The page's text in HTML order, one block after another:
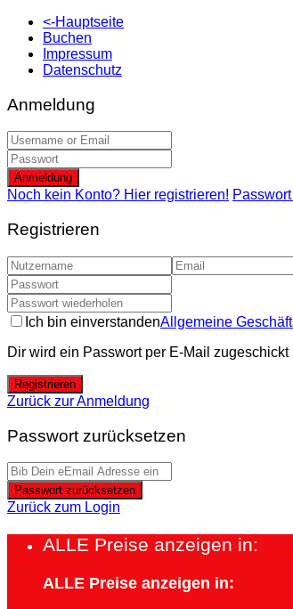
<-Hauptseite
Buchen
Impressum
Datenschutz
Anmeldung
Anmeldung
Noch kein Konto? Hier registrieren!
Registrieren
Ich bin einverstandenAllgemeine
Dir wird ein Passwort per E-Mail zugeschickt
Registrieren
Zurück zur Anmeldung
Passwort zurücksetzen
Passwort zurücksetzen
Zurück zum Login
ALLE Preise anzeigen in:
ALLE Preise anzeigen in: